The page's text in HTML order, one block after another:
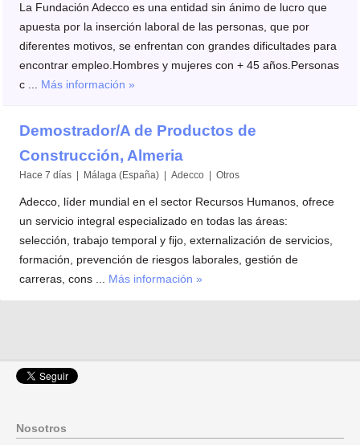
La Fundación Adecco es una entidad sin ánimo de lucro que
apuesta por la inserción laboral de las personas, que por
diferentes motivos, se enfrentan con grandes dificultades para
encontrar empleo.Hombres y mujeres con + 45 años.Personas
c ... Más información »
Demostrador/A de Productos de
Construcción, Almeria
Hace 7 días | Málaga (España) | Adecco | Otros
Adecco, líder mundial en el sector Recursos Humanos, ofrece
un servicio integral especializado en todas las áreas:
selección, trabajo temporal y fijo, externalización de servicios,
formación, prevención de riesgos laborales, gestión de
carreras, cons ... Más información »
Nosotros